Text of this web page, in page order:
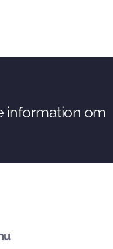
information om